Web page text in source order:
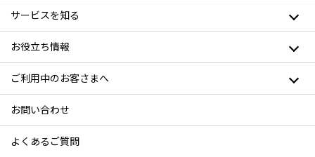
サービスを知る
お役立ち情報
ご利用中のお客さまへ
お問い合わせ
よくあるご質問